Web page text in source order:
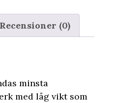
Recensioner (0)
minsta
med låg vikt som